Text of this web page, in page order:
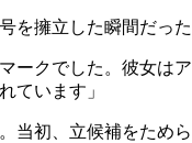
を擁立した瞬間だっ
ークでした。彼女
ています」
初、立候補をため